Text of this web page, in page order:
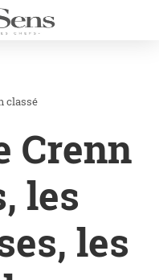
classé
Crenn
les
les